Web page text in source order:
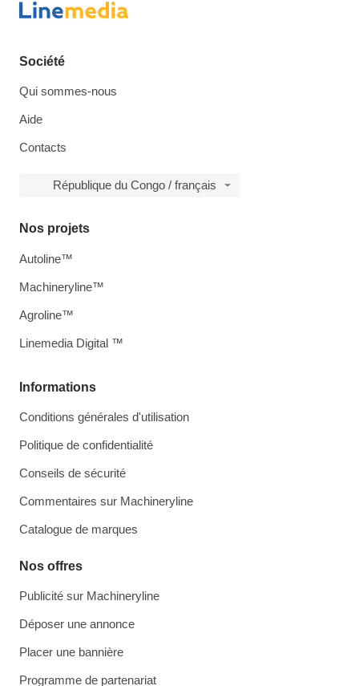
Société
Qui sommes-nous
Aide
Contacts
République du Congo / français
Informations
Conditions générales d'utilisation
Politique de confidentialité
Conseils de sécurité
Commentaires sur Machineryline
Catalogue de marques
Nos offres
Publicité sur Machineryline
Déposer une annonce
Placer une bannière
Programme de partenariat
Nos projets
Autoline™
Machineryline™
Agroline™
Linemedia Digital ™